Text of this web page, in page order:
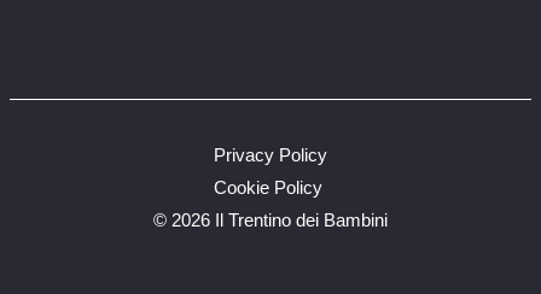
© 2026 Il Trentino dei Bambini
Privacy Policy
Cookie Policy